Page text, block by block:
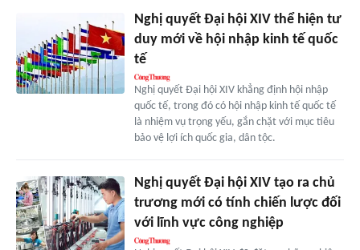
Nghị quyết Đại hội XIV thể hiện tư
duy mới về hội nhập kinh tế quốc
tế
Nghị quyết Đại hội XIV khẳng định hội nhập
quốc tế, trong đó có hội nhập kinh tế quốc tế
là nhiệm vụ trọng yếu, gắn chặt với mục tiêu
bảo vệ lợi ích quốc gia, dân tộc.
Nghị quyết Đại hội XIV tạo ra chủ
trương mới có tính chiến lược đối
với lĩnh vực công nghiệp